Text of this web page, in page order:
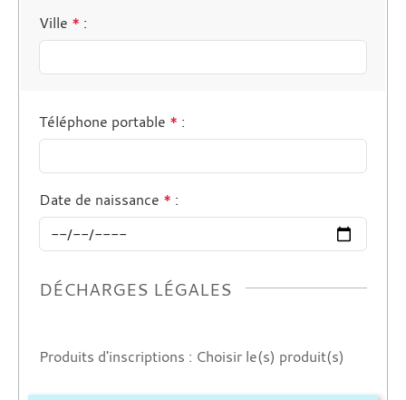
Ville * :
Téléphone portable * :
Date de naissance * :
DÉCHARGES LÉGALES
Produits d'inscriptions : Choisir le(s) produit(s)